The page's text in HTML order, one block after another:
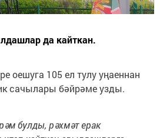
да кайткан.
оешуга 105 ел тулу уңаеннан
сачылары бәйрәме узды.
булды, рәхмәт ерак